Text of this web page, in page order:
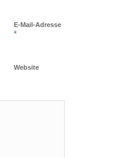
E-Mail-Adresse
*
Website